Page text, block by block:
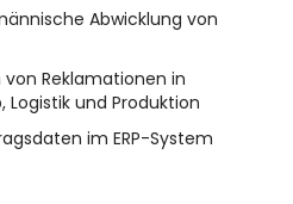
Abwicklung von
Reklamationen in
und Produktion
im ERP-System